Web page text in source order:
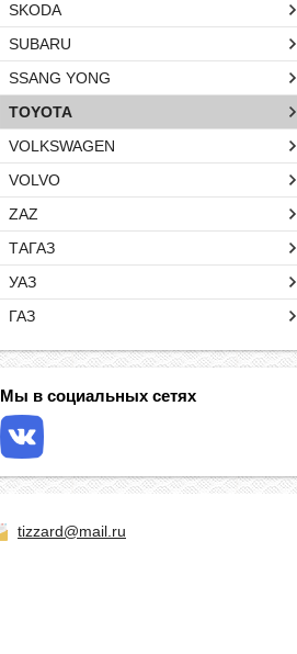
SKODA
SUBARU
SSANG YONG
TOYOTA
VOLKSWAGEN
VOLVO
ZAZ
ТАГАЗ
УАЗ
ГАЗ
Мы в социальных сетях
tizzard@mail.ru